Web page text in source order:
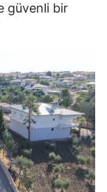
güvenli bir